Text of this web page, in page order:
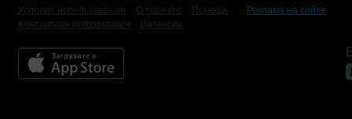
Условия использования
О проекте Помощь
Реклама на сайте
Контактная информация
Вакансии